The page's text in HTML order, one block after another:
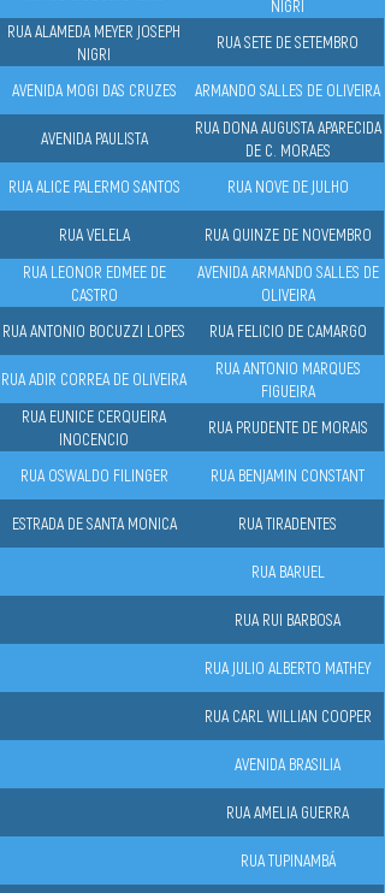
NIGRI
RUA ALAMEDA MEYER JOSEPH
NIGRI
RUA SETE DE SETEMBRO
AVENIDA MOGI DAS CRUZES ARMANDO SALLES DE OLIVEIRA
AVENIDA PAULISTA
RUA DONA AUGUSTA APARECIDA
DE C. MORAES
RUA ALICE PALERMO SANTOS
RUA NOVE DE JULHO
RUA VELELA
RUA QUINZE DE NOVEMBRO
RUA LEONOR EDMEE DE
CASTRO
AVENIDA ARMANDO SALLES DE
OLIVEIRA
RUA ANTONIO BOCUZZI LOPES
RUA FELICIO DE CAMARGO
RUA ADIR CORREA DE OLIVEIRA
RUA ANTONIO MARQUES
FIGUEIRA
RUA EUNICE CERQUEIRA
INOCENCIO
RUA PRUDENTE DE MORAIS
RUA OSWALDO FILINGER RUA BENJAMIN CONSTANT
ESTRADA DE SANTA MONICA RUA TIRADENTES
RUA BARUEL
RUA RUI BARBOSA
RUA JULIO ALBERTO MATHEY
RUA CARL WILLIAN COOPER
AVENIDA BRASILIA
RUA AMELIA GUERRA
RUA TUPINAMBÁ